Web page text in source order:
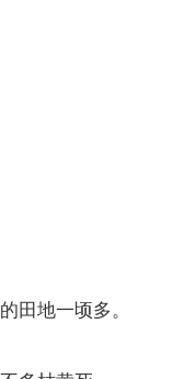
田地一顷多。